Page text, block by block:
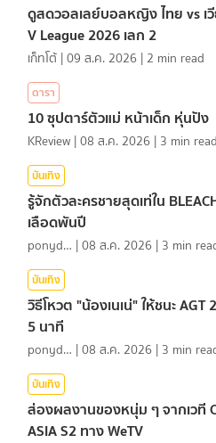
ดูสดวอลเลย์บอลหญิง ไทย vs เ
V League 2026 เลก 2
เก็ทโต้ |09 ส.ค. 2026 | 2 min read
ดารา
10 ซุปตาร์ตัวแม่ หน้าเด็ก หุ่นปัง
KReview |08 ส.ค. 2026 | 3 min read
บันเทิง
รู้จักตัวละครชายสุดเท่ใน
เลือดพันปี
ponydiary |08 ส.ค. 2026 | 3 min
บันเทิง
วิธีโหวต "น้องเนเน่" ให้ชนะ AGT
5 นาที
ponydiary |08 ส.ค. 2026 | 3 min
บันเทิง
ส่องผลงานของหนุ่ม ๆ จากเวที
ASIA S2 ทาง WeTV